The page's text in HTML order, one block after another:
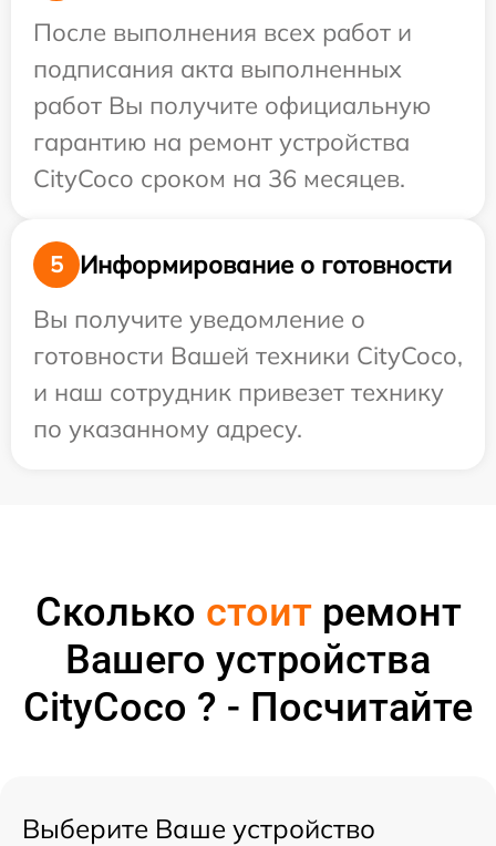
После выполнения всех работ и
подписания акта выполненных
работ Вы получите официальную
гарантию на ремонт устройства
CityCoco сроком на 36 месяцев.
5
Информирование о готовности
Вы получите уведомление о
готовности Вашей техники CityCoco,
и наш сотрудник привезет технику
по указанному адресу.
Сколько стоитремонт
Вашего устройства
CityCoco ? - Посчитайте
Выберите Ваше устройство